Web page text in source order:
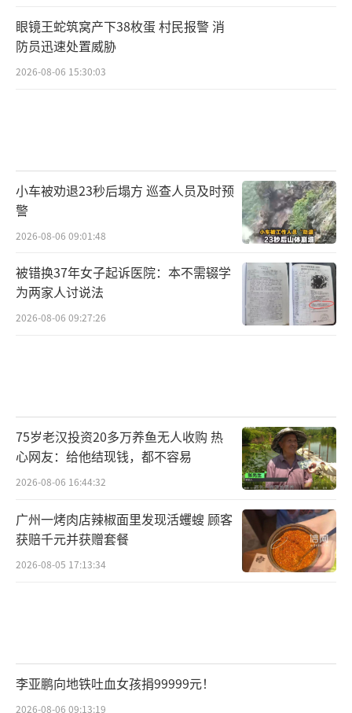
眼镜王蛇筑窝产下38枚蛋 村民报警 消
防员迅速处置威胁
2026-08-06 15:30:03
小车被劝退23秒后塌方 巡查人员及时预
警
2026-08-06 09:01:48
被错换37年女子起诉医院：本不需辍学
为两家人讨说法
2026-08-06 09:27:26
75岁老汉投资20多万养鱼无人收购 热
心网友：给他结现钱，都不容易
2026-08-06 16:44:32
广州一烤肉店辣椒面里发现活蠼螋 顾客
获赔千元并获赠套餐
2026-08-05 17:13:34
李亚鹏向地铁吐血女孩捐99999元！
2026-08-06 09:13:19